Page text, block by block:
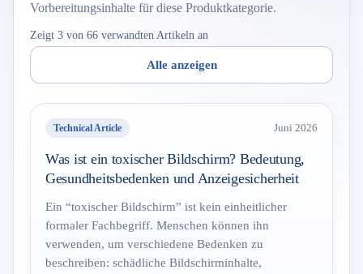
Vorbereitungsinhalte für diese Produktkategorie.
Zeigt 3 von 66 verwandten Artikeln an
Alle anzeigen
Technical Article Juni 2026
Was ist ein toxischer Bildschirm? Bedeutung,
Gesundheitsbedenken und Anzeigesicherheit
Ein “toxischer Bildschirm” ist kein einheitlicher
formaler Fachbegriff. Menschen können ihn
verwenden, um verschiedene Bedenken zu
beschreiben: schädliche Bildschirminhalte,